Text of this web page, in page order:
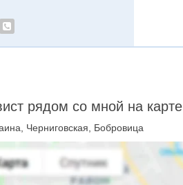
рядом со мной на карте
Черниговская, Бобровица